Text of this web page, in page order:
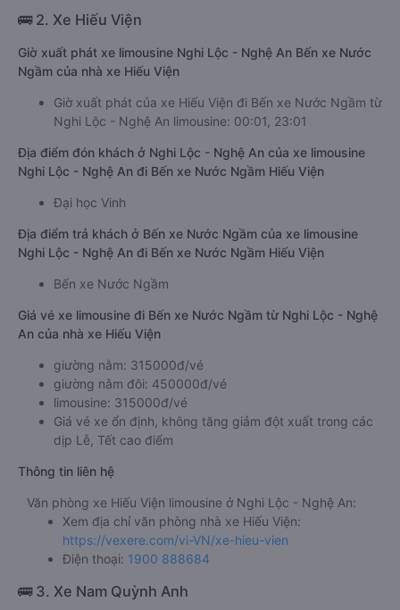
🚌 2. Xe Hiếu Viện
Giờ xuất phát xe limousine Nghi Lộc - Nghệ An Bến xe Nước
Ngầm của nhà xe Hiếu Viện
Giờ xuất phát của xe Hiếu Viện đi Bến xe Nước Ngầm từ
Nghi Lộc - Nghệ An limousine: 00:01, 23:01
Địa điểm đón khách ở Nghi Lộc - Nghệ An của xe limousine
Nghi Lộc - Nghệ An đi Bến xe Nước Ngầm Hiếu Viện
Đại học Vinh
Địa điểm trả khách ở Bến xe Nước Ngầm của xe limousine
Nghi Lộc - Nghệ An đi Bến xe Nước Ngầm Hiếu Viện
Bến xe Nước Ngầm
Giá vé xe limousine đi Bến xe Nước Ngầm từ Nghi Lộc - Nghệ
An của nhà xe Hiếu Viện
giường nằm: 315000đ/vé
giường nằm đôi: 450000đ/vé
limousine: 315000đ/vé
Giá vé xe ổn định, không tăng giảm đột xuất trong các
dịp Lễ, Tết cao điểm
Thông tin liên hệ
Văn phòng xe Hiếu Viện limousine ở Nghi Lộc - Nghệ An:
Xem địa chỉ văn phòng nhà xe Hiếu Viện:
https://vexere.com/vi-VN/xe-hieu-vien
Điện thoại: 1900 888684
🚌 3. Xe Nam Quỳnh Anh